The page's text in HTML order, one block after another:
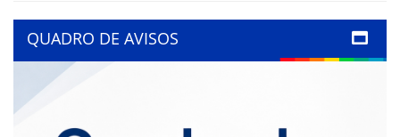
QUADRO DE AVISOS